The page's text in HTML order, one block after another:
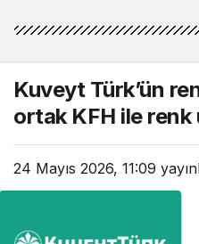
Kuveyt Türk’ün
ortak KFH ile renk
24 Mayıs 2026, 11:09